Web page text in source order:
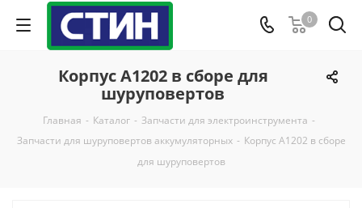
0
Корпус A1202 в сборе для
шуруповертов
Главная - Каталог - Запчасти для электроинструмента -
Запчасти для шуруповертов аккумуляторных - Корпус A1202 в сборе
для шуруповертов